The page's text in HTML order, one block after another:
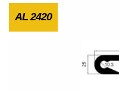
AL 2420